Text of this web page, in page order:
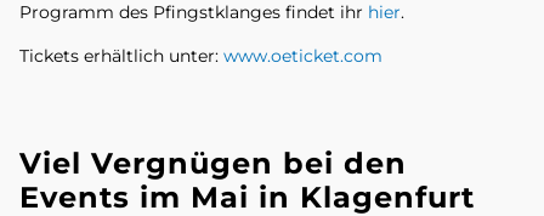
Programm des Pfingstklanges findet ihr hier.
Tickets erhältlich unter: www.oeticket.com
Viel Vergnügen bei den
Events im Mai in Klagenfurt